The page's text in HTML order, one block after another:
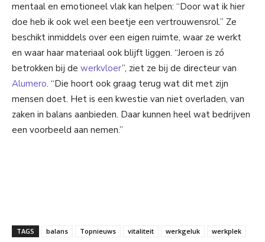
mentaal en emotioneel vlak kan helpen: “Door wat ik hier
doe heb ik ook wel een beetje een vertrouwensrol.” Ze
beschikt inmiddels over een eigen ruimte, waar ze werkt
en waar haar materiaal ook blijft liggen. “Jeroen is zó
betrokken bij de werkvloer”, ziet ze bij de directeur van
Alumero. “Die hoort ook graag terug wat dit met zijn
mensen doet. Het is een kwestie van niet overladen, van
zaken in balans aanbieden. Daar kunnen heel wat bedrijven
een voorbeeld aan nemen.”
TAGS balans Topnieuws vitaliteit werkgeluk werkplek